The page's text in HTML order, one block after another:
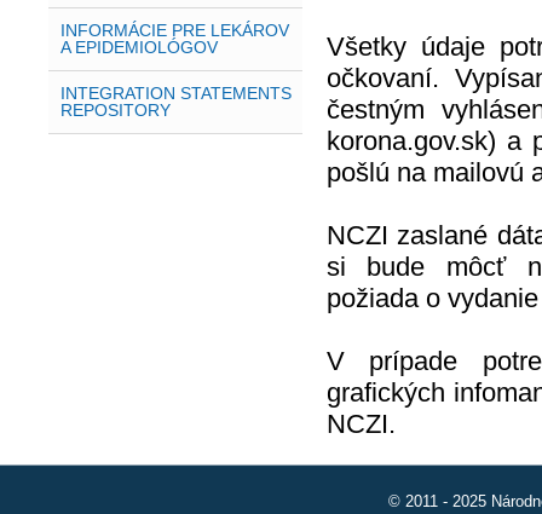
INFORMÁCIE PRE LEKÁROV
A EPIDEMIOLÓGOV
INTEGRATION STATEMENTS
REPOSITORY
Všetky údaje
očkovaní.
čestným
korona.gov.sk) a
pošlú na mailovú
NCZI zaslané
si bude môcť
požiada o
V prípade
grafických
NCZI.
© 2011 - 2025